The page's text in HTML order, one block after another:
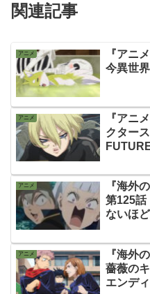
関連記事
アニメ
『アニ
今異世
アニメ
『アニ
クター
アニメ
『海外
第125話
ないほ
アニメ
『海外
薔薇の
エンデ